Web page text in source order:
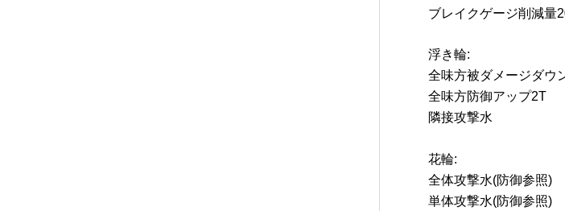
ブレイクゲージ削減量
浮き輪:
全味方被ダメージダウ
全味方防御アップ2T
隣接攻撃水
花輪:
全体攻撃水(防御参照)
単体攻撃水(防御参照)